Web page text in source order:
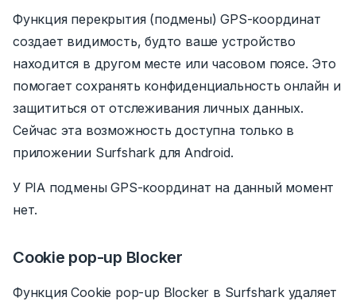
Функция перекрытия (подмены) GPS-координат
создает видимость, будто ваше устройство
находится в другом месте или часовом поясе. Это
помогает сохранять конфиденциальность онлайн и
защититься от отслеживания личных данных.
Сейчас эта возможность доступна только в
приложении Surfshark для Android.
У PIA подмены GPS-координат на данный момент
нет.
Cookie pop-up Blocker
Функция Cookie pop-up Blocker в Surfshark удаляет